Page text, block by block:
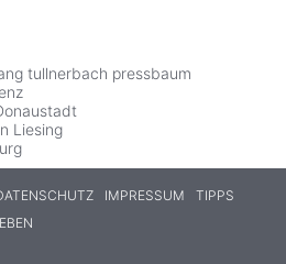
tullnerbach pressbaum
Liesing
IMPRESSUM
TIPPS